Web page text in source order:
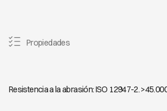
Propiedades
Resistencia a la abrasión: ISO 12947-2.